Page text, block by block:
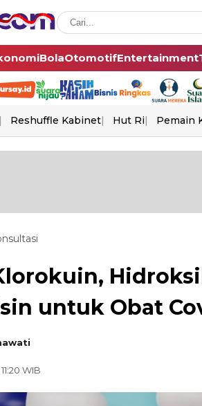
BolaOtomotifEntertainment
Reshuffle Kabinet Hut Ri Pemain
untuk Obat
WIB